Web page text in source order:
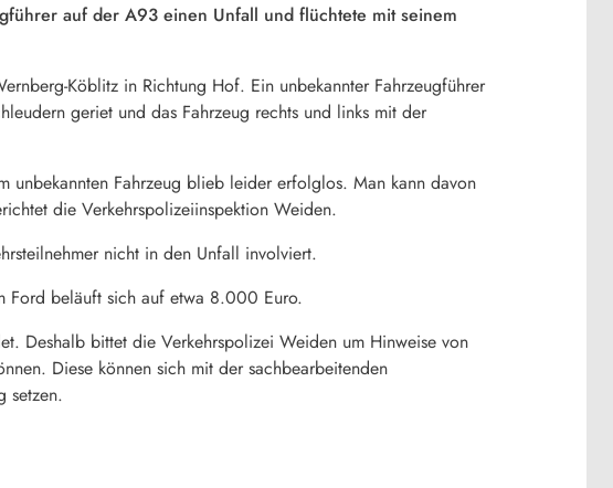
auf der A93 einen Unfall und flüchtete mit seinem
Köblitz in Richtung Hof. Ein unbekannter Fahrzeugführer
geriet und das Fahrzeug rechts und links mit der
unbekannten Fahrzeug blieb leider erfolglos. Man kann davon
die Verkehrspolizeiinspektion Weiden.
nicht in den Unfall involviert.
Ford beläuft sich auf etwa 8.000 Euro.
Deshalb bittet die Verkehrspolizei Weiden um Hinweise von
Diese können sich mit der sachbearbeitenden
setzen.